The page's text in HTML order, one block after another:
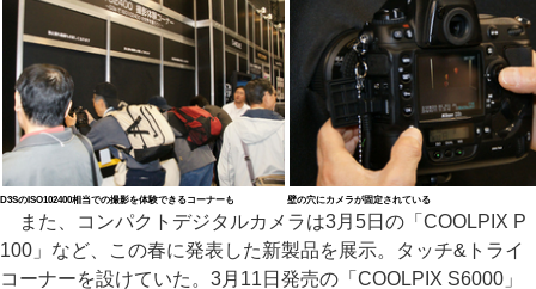
D3SのISO102400相当での撮影を体験できるコーナーも 壁の穴にカメラが固定されている
また、コンパクトデジタルカメラは3月5日の「COOLPIX P
100」など、この春に発表した新製品を展示。タッチ&トライ
コーナーを設けていた。3月11日発売の「COOLPIX S6000」